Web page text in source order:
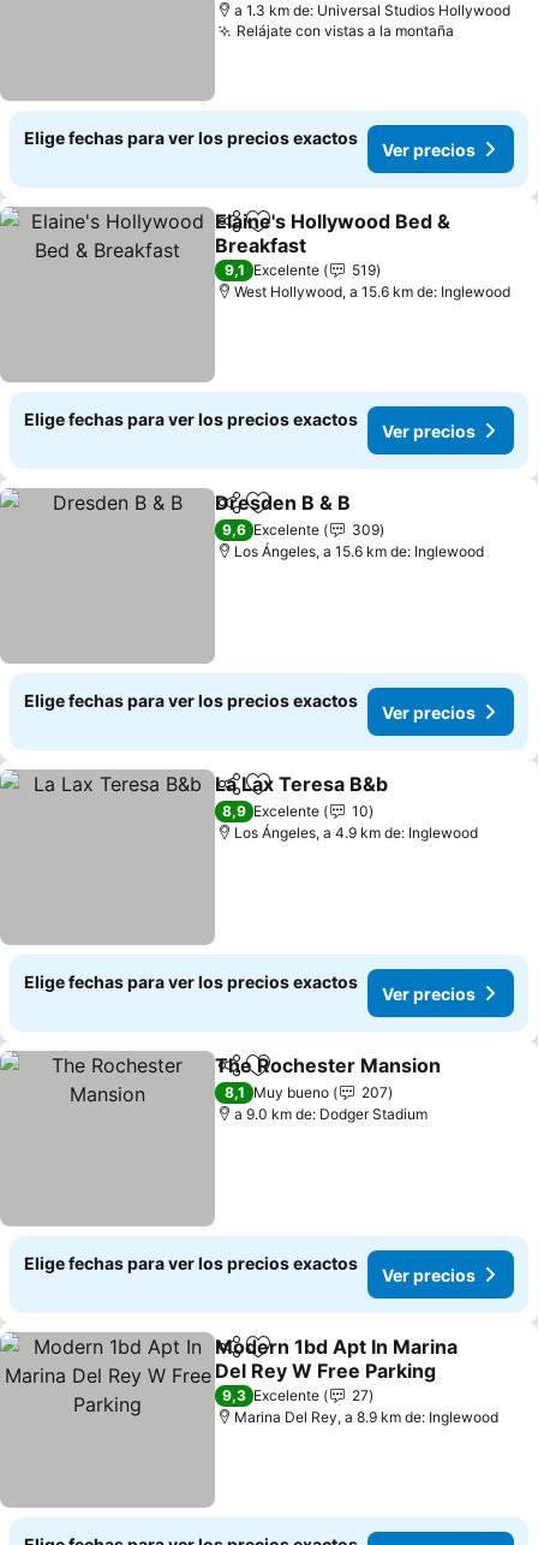
a 1.3 km de: Universal Studios Hollywood
Relájate con vistas a la montaña
Elige fechas para ver los precios exactos
Ver precios
CompartirAgregar a favoritos
Elaine's Hollywood Bed &
Breakfast
9,1 Excelente
519
West Hollywood, a 15.6 km de: Inglewood
Elige fechas para ver los precios exactos
Ver precios
CompartirAgregar a favoritos
Dresden B & B
9,6 Excelente
309
Los Ángeles, a 15.6 km de: Inglewood
Elige fechas para ver los precios exactos
Ver precios
CompartirAgregar a favoritos
La Lax Teresa B&b
8,9 Excelente
10
Los Ángeles, a 4.9 km de: Inglewood
Elige fechas para ver los precios exactos
Ver precios
CompartirAgregar a favoritos
The Rochester Mansion
8,1 Muy bueno
207
a 9.0 km de: Dodger Stadium
Elige fechas para ver los precios exactos
Ver precios
CompartirAgregar a favoritos
Modern 1bd Apt In Marina
Del Rey W Free Parking
9,3 Excelente
27
Marina Del Rey, a 8.9 km de: Inglewood